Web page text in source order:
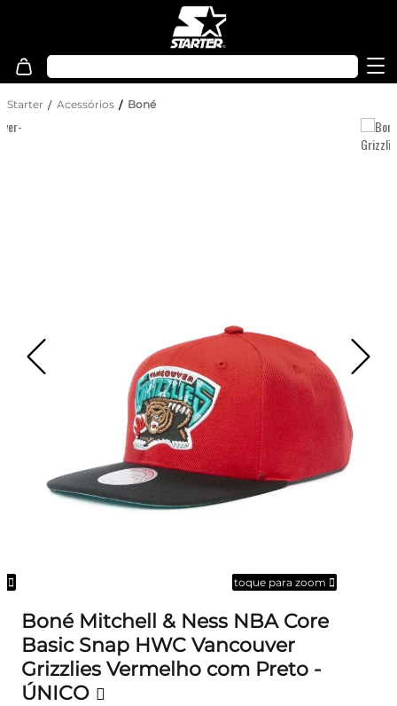
Starter Acessórios Boné
toque para zoom
Boné Mitchell & Ness NBA Core
Basic Snap HWC Vancouver
Grizzlies Vermelho com Preto -
ÚNICO